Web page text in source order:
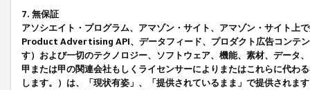
7. 無保証
アソシエイト・プログラム、アマゾン・サイト、アマゾン・サイト上
Product Advertising API、データフィード、プロダクト広告コンテ
す）および一切のテクノロジー、ソフトウェア、機能、素材、データ
甲または甲の関連会社もしくライセンサーによりまたはこれらに代わ
します。）は、「現状有姿」、「提供されているまま」で提供されま